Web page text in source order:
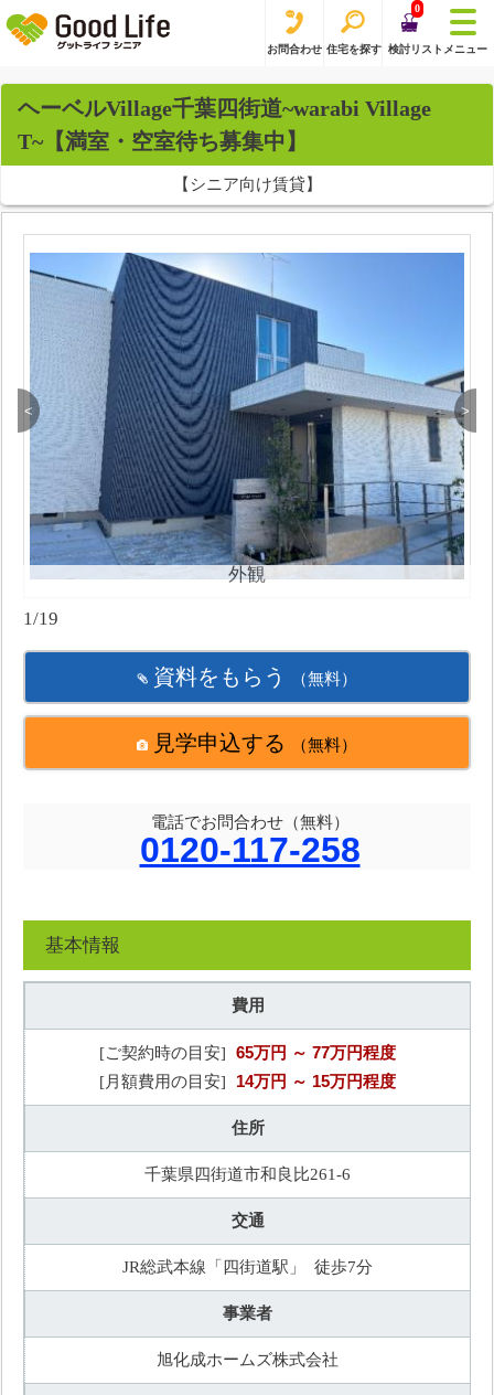
お問合わせ 住宅を探す
0
検討リスト メニュー
ヘーベルVillage千葉四街道~warabi Village
T~【満室・空室待ち募集中】
【シニア向け賃貸】
<
外観
>
1/19
資料をもらう （無料）
見学申込する （無料）
電話でお問合わせ（無料）
0120-117-258
基本情報
費用
[ご契約時の目安] 65万円 ～ 77万円程度
[月額費用の目安] 14万円 ～ 15万円程度
住所
千葉県四街道市和良比261-6
交通
JR総武本線「四街道駅」 徒歩7分
事業者
旭化成ホームズ株式会社